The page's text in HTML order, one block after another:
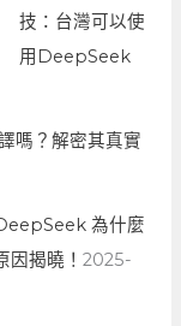
技：台灣可以使
用DeepSeek
嗎？解密其真實
為什麼
因揭曉！2025-